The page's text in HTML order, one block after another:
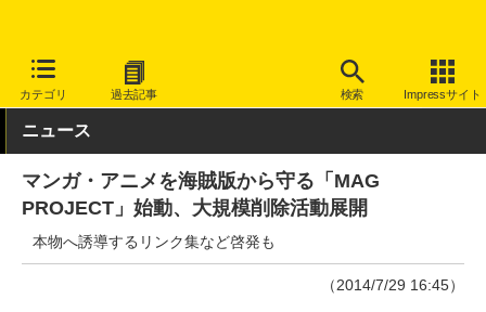
カテゴリ 過去記事 検索 Impressサイト
INTERNET Watch トピック 著作権・知財
ニュース
マンガ・アニメを海賊版から守る「MAG
PROJECT」始動、大規模削除活動展開
本物へ誘導するリンク集など啓発も
（2014/7/29 16:45）